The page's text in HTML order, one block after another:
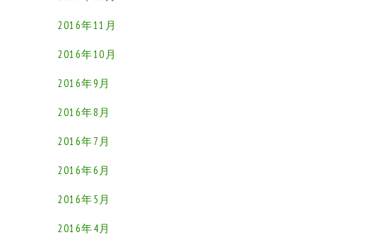
2016年11月
2016年10月
2016年9月
2016年8月
2016年7月
2016年6月
2016年5月
2016年4月